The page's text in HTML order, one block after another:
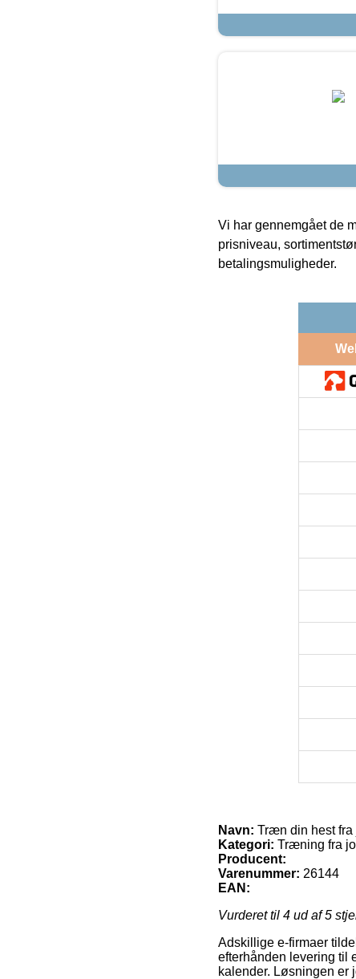
Vi har gennemgået de
prisniveau,
betalingsmuligheder.
Navn: Træn din hest fra
Kategori: Træning fra
Producent:
Varenummer: 26144
EAN:
Vurderet til 4 ud af 5
Adskillige e-firmaer
efterhånden levering til
kalender. Løsningen